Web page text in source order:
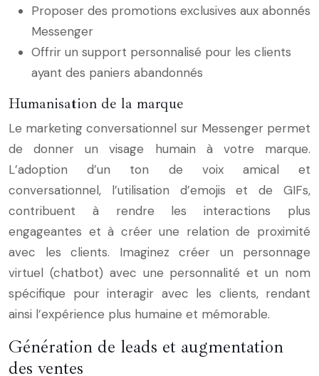
Proposer des promotions exclusives aux abonnés
Messenger
Offrir un support personnalisé pour les clients
ayant des paniers abandonnés
Humanisation de la marque
Le marketing conversationnel sur Messenger permet
de donner un visage humain à votre marque.
L’adoption d’un ton de voix amical et
conversationnel, l’utilisation d’emojis et de GIFs,
contribuent à rendre les interactions plus
engageantes et à créer une relation de proximité
avec les clients. Imaginez créer un personnage
virtuel (chatbot) avec une personnalité et un nom
spécifique pour interagir avec les clients, rendant
ainsi l’expérience plus humaine et mémorable.
Génération de leads et augmentation
des ventes